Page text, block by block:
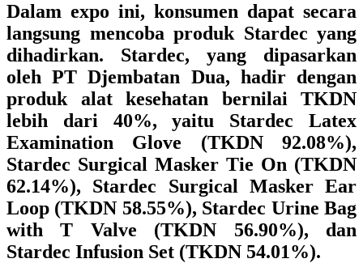
Dalam expo ini, konsumen dapat secara
langsung mencoba produk Stardec yang
dihadirkan. Stardec, yang dipasarkan
oleh PT Djembatan Dua, hadir dengan
produk alat kesehatan bernilai TKDN
lebih dari 40%, yaitu Stardec Latex
Examination Glove (TKDN 92.08%),
Stardec Surgical Masker Tie On (TKDN
62.14%), Stardec Surgical Masker Ear
Loop (TKDN 58.55%), Stardec Urine Bag
with T Valve (TKDN 56.90%), dan
Stardec Infusion Set (TKDN 54.01%).